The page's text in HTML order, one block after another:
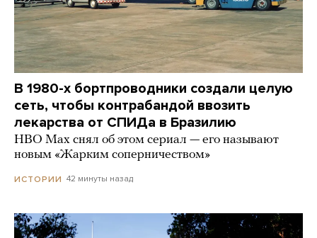
В 1980-х бортпроводники создали целую
сеть, чтобы контрабандой ввозить
лекарства от СПИДа в Бразилию
HBO Max снял об этом сериал — его называют
новым «Жарким соперничеством»
ИСТОРИИ 42 минуты назад